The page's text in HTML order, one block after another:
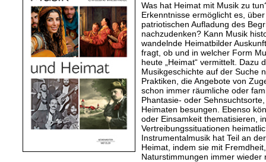
Was hat Heimat mit Musik zu
Erkenntnisse ermöglicht es,
patriotischen Aufladung des
nachzudenken? Kann Musik
wandelnde Heimatbilder
fragt, ob und in welcher Form
heute „Heimat“ vermittelt. Dazu
Musikgeschichte auf der Suche
Praktiken, die Angebote von
schon immer räumliche oder
Phantasie- oder
Heimaten besungen. Ebenso
oder Einsamkeit thematisieren,
Vertreibungssituationen
Instrumentalmusik hat Teil an
Heimat, indem sie mit
Naturstimmungen immer wieder